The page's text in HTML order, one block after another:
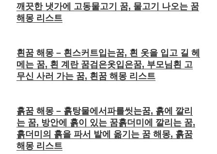
깨끗한 냇가에 고동물고기 꿈, 물고기 나오는 꿈
해몽 리스트
흰꿈 해몽 – 흰스커트입는꿈, 흰 옷을 입고 길 헤
메는 꿈, 흰 계란 꿈검은옷입은꿈, 부모님흰 고
무신 사러 가는 꿈, 흰꿈 해몽 리스트
흙꿈 해몽 – 흙탕물에서파를씻는꿈, 흙에 깔리
는 꿈, 방안에 흙이 있는 꿈흙더미에 깔리는 꿈,
흙더미의 흙을 파서 밭에 옮기는 꿈 해몽, 흙꿈
해몽 리스트